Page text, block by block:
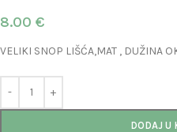
8.00 €
VELIKI SNOP LIŠĆA,MAT , DUŽINA
DODAJ U